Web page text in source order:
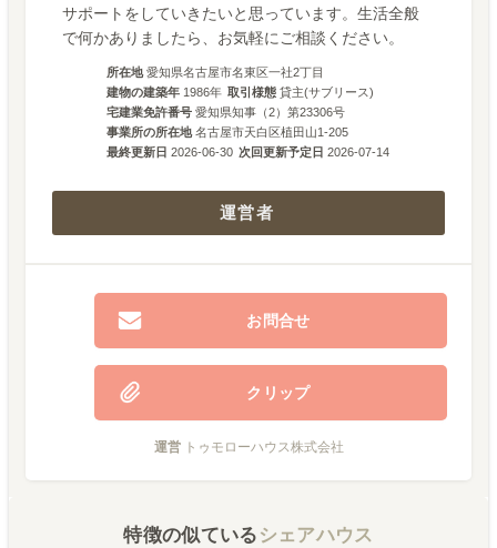
サポートをしていきたいと思っています。生活全般
で何かありましたら、お気軽にご相談ください。
所在地 愛知県名古屋市名東区一社2丁目
建物の建築年 1986年 取引様態 貸主(サブリース)
宅建業免許番号 愛知県知事（2）第23306号
事業所の所在地 名古屋市天白区植田山1-205
最終更新日 2026-06-30 次回更新予定日 2026-07-14
運営者
お問合せ
クリップ
運営 トゥモローハウス株式会社
特徴の似ている シェアハウス